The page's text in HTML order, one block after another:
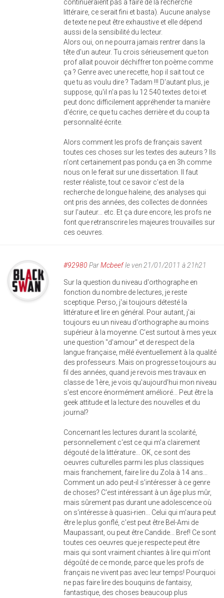
continueraient pas à faire de la recherche
littéraire, ce serait fini et basta). Aucune analyse
de texte ne peut être exhaustive et elle dépend
aussi de la sensibilité du lecteur.
Alors oui, on ne pourra jamais rentrer dans la
tête d'un auteur. Tu crois sérieusement que ton
prof allait pouvoir déchiffrer ton poème comme
ça ? Genre avec une recette, hop il sait tout ce
que tu as voulu dire ? Tadam !!! D'autant plus, je
suppose, qu'il n'a pas lu 12 540 textes de toi et
peut donc difficilement appréhender ta manière
d'écrire, ce que tu caches derrière et du coup ta
personnalité écrite.
Alors comment les profs de français savent
toutes ces choses sur les textes des auteurs ? Ils
n'ont certainement pas pondu ça en 3h comme
nous on le ferait sur une dissertation. Il faut
rester réaliste, tout ce savoir c'est de la
recherche de longue haleine, des analyses qui
ont pris des années, des collectes de données
sur l'auteur... etc. Et ça dure encore, les profs ne
font que retranscrire les majeures trouvailles sur
ces oeuvres.
#92980 ParMcbeefle ven 21/01/2011 à 21h21
Sur la question du niveau d'orthographe en
fonction du nombre de lectures, je reste
sceptique. Perso, j'ai toujours détesté la
littérature et lire en général. Pour autant, j'ai
toujours eu un niveau d'orthographe au moins
supérieur à la moyenne. C'est surtout à mes yeux
une question "d'amour" et de respect de la
langue française, mêlé éventuellement à la qualité
des professeurs. Mais on progresse toujours au
fil des années, quand je revois mes travaux en
classe de 1ère, je vois qu'aujourd'hui mon niveau
s'est encore énormément amélioré... Peut être la
geek attitude et la lecture des nouvelles et du
journal?
Concernant les lectures durant la scolarité,
personnellement c'est ce qui m'a clairement
dégouté de la littérature... OK, ce sont des
oeuvres culturelles parmi les plus classiques
mais franchement, faire lire du Zola à 14 ans...
Comment un ado peut-il s'intéresser à ce genre
de choses? C'est intéressant à un âge plus mûr,
mais sûrement pas durant une adolescence où
on s'intéresse à quasi-rien... Celui qui m'aura peut
être le plus gonflé, c'est peut être Bel-Ami de
Maupassant, ou peut être Candide... Bref! Ce sont
toutes ces oeuvres que je respecte peut être
mais qui sont vraiment chiantes à lire qui m'ont
dégoûté de ce monde, parce que les profs de
français ne vivent pas avec leur temps! Pourquoi
ne pas faire lire des bouquins de fantaisy,
fantastique, des choses beaucoup plus